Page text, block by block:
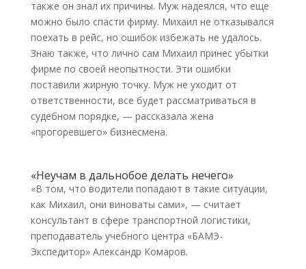
также он знал их причины. Муж надеялся, что еще
можно было спасти фирму. Михаил не отказывался
поехать в рейс, но ошибок избежать не удалось.
Знаю также, что лично сам Михаил принес убытки
фирме по своей неопытности. Эти ошибки
поставили жирную точку. Муж не уходит от
ответственности, все будет рассматриваться в
судебном порядке, — рассказала жена
«прогоревшего» бизнесмена.
«Неучам в дальнобое делать нечего»
«В том, что водители попадают в такие ситуации,
как Михаил, они виноваты сами», — считает
консультант в сфере транспортной логистики,
преподаватель учебного центра «БАМЭ-
Экспедитор» Александр Комаров.